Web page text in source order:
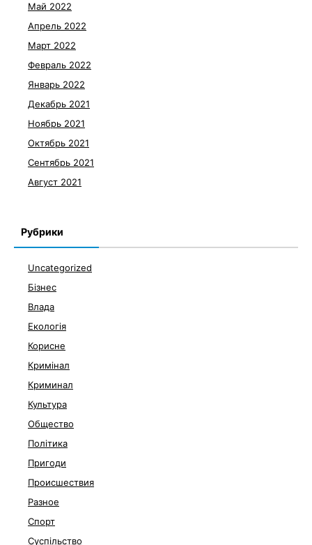
Май 2022
Апрель 2022
Март 2022
Февраль 2022
Январь 2022
Декабрь 2021
Ноябрь 2021
Октябрь 2021
Сентябрь 2021
Август 2021
Рубрики
Uncategorized
Бізнес
Влада
Екологія
Корисне
Кримінал
Криминал
Культура
Общество
Політика
Пригоди
Происшествия
Разное
Спорт
Суспільство